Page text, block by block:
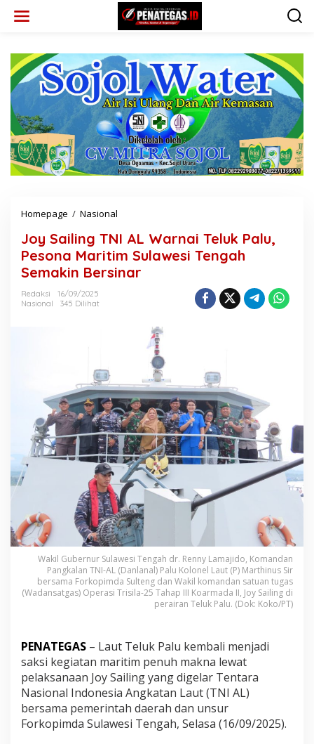
Homepage / Nasional
y
S
a
i
L
W
a
r
n
a
i
T
e
l
u
k
P
a
l
u
,
o
n
a
M
a
r
i
t
Joy Sailing TNI AL Warnai Teluk Palu,
Pesona Maritim Sulawesi Tengah
Semakin Bersinar
Redaksi
16/09/2025
Nasional
345 Dilihat
Wakil Gubernur Sulawesi Tengah dr. Renny Lamajido, Komandan
Pangkalan TNI-AL (Danlanal) Palu Kolonel Laut (P) Marthinus Sir
bersama Forkopimda Sulteng dan Wakil komandan satuan tugas
(Wadansatgas) Operasi Trisila-25 Tahap III Koarmada II, Joy Sailing di
perairan Teluk Palu. (Dok: Koko/PT)
PENATEGAS – Laut Teluk Palu kembali menjadi
saksi kegiatan maritim penuh makna lewat
pelaksanaan Joy Sailing yang digelar Tentara
Nasional Indonesia Angkatan Laut (TNI AL)
bersama pemerintah daerah dan unsur
Forkopimda Sulawesi Tengah, Selasa (16/09/2025).